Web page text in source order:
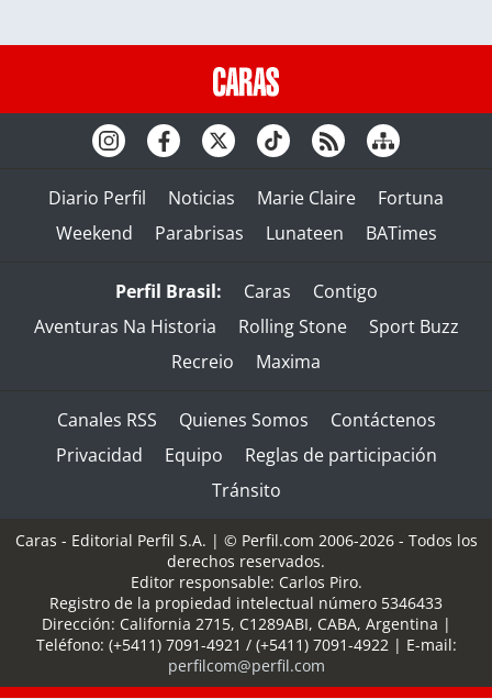
Diario Perfil Noticias Marie Claire
Fortuna
Weekend
Parabrisas Lunateen BATimes
Perfil Brasil: Caras
Contigo
Aventuras Na Historia
Rolling Stone
Sport Buzz
Recreio
Maxima
Canales RSS Quienes Somos
Contáctenos
Privacidad
Equipo
Reglas de participación
Tránsito
Caras - Editorial Perfil S.A. | © Perfil.com 2006-2026 - Todos los
derechos reservados.
Editor responsable: Carlos Piro.
Registro de la propiedad intelectual número 5346433
Dirección: California 2715, C1289ABI, CABA, Argentina |
Teléfono: (+5411) 7091-4921 / (+5411) 7091-4922| E-mail:
perfilcom@perfil.com